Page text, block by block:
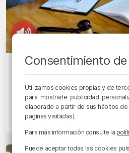
CON SUMO INTERÉS
Kontsumobide ha
14.000 quejas con
resolución»
31/10/2024 • 08:17 • RADIO POPULAR -
Consentimiento
Utilizamos cookies propias y de
para mostrarle publicidad
elaborado a partir de sus hábitos
páginas visitadas).
Para más información consulte la
Puede aceptar todas las cookies